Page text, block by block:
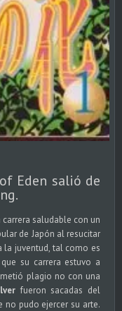
Eden salió de
carrera saludable con un
de Japón al resucitar
juventud, tal como es
su carrera estuvo a
plagio no con una
fueron sacadas del
pudo ejercer su arte.